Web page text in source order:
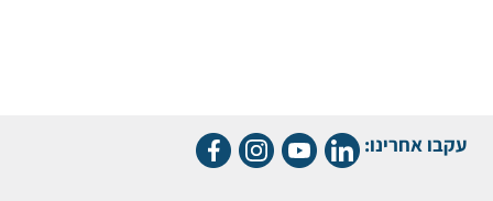
עקבו אחרינו: